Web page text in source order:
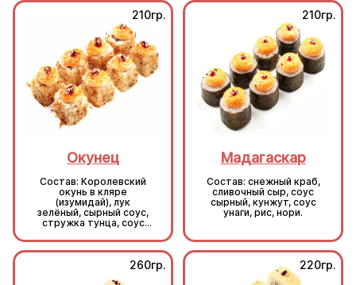
210гр.
Окунец
Состав: Королевский
окунь в кляре
(изумидай), лук
зелёный, сырный соус,
стружка тунца, соус
210гр.
Мадагаскар
Состав: снежный краб,
сливочный сыр, соус
сырный, кунжут, соус
унаги, рис, нори.
260гр. 220гр.